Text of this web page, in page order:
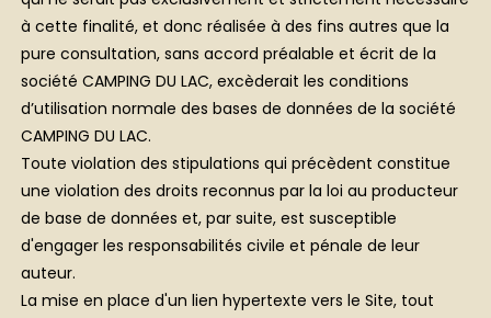
à cette finalité, et donc réalisée à des fins autres que la
pure consultation, sans accord préalable et écrit de la
société CAMPING DU LAC, excèderait les conditions
d’utilisation normale des bases de données de la société
CAMPING DU LAC.
Toute violation des stipulations qui précèdent constitue
une violation des droits reconnus par la loi au producteur
de base de données et, par suite, est susceptible
d'engager les responsabilités civile et pénale de leur
auteur.
La mise en place d'un lien hypertexte vers le Site, tout